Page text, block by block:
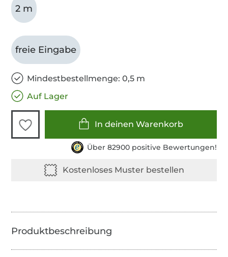
2 m
freie Eingabe
Mindestbestellmenge: 0,5 m
Auf Lager
In deinen Warenkorb
Über 82900 positive Bewertungen!